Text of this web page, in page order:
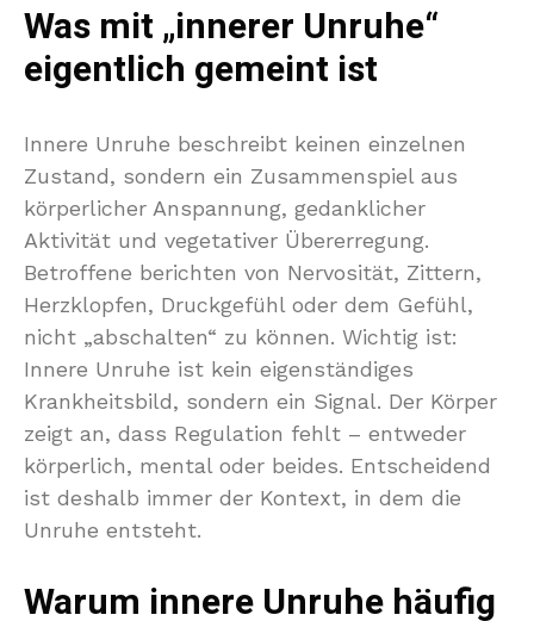
Was mit „innerer Unruhe“
eigentlich gemeint ist
Innere Unruhe beschreibt keinen einzelnen
Zustand, sondern ein Zusammenspiel aus
körperlicher Anspannung, gedanklicher
Aktivität und vegetativer Übererregung.
Betroffene berichten von Nervosität, Zittern,
Herzklopfen, Druckgefühl oder dem Gefühl,
nicht „abschalten“ zu können. Wichtig ist:
Innere Unruhe ist kein eigenständiges
Krankheitsbild, sondern ein Signal. Der Körper
zeigt an, dass Regulation fehlt – entweder
körperlich, mental oder beides. Entscheidend
ist deshalb immer der Kontext, in dem die
Unruhe entsteht.
Warum innere Unruhe häufig